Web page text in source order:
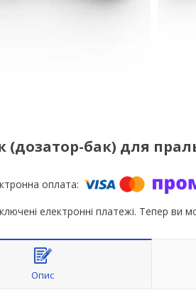
(дозатор-бак) для
електронні платежі. Тепер
Опис